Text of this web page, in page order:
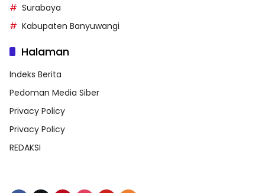
Surabaya
Kabupaten Banyuwangi
Halaman
Indeks Berita
Pedoman Media Siber
Privacy Policy
Privacy Policy
REDAKSI